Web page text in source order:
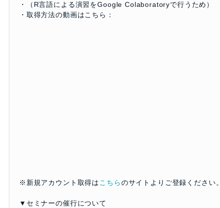
・（R言語による演習をGoogle Colaboratoryで行うため）
・取得方法の動画はこちら：
※新規アカウント取得はこちらのサイトよりご登録ください
▼セミナーの催行について